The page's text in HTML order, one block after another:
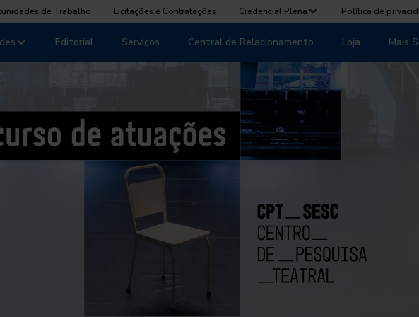
de Trabalho Licitações e Contratações Credencial Plena Política de
Editorial Serviços Central de Relacionamento Loja Mais